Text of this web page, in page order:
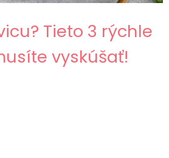
Tieto 3 rýchle
vyskúšať!